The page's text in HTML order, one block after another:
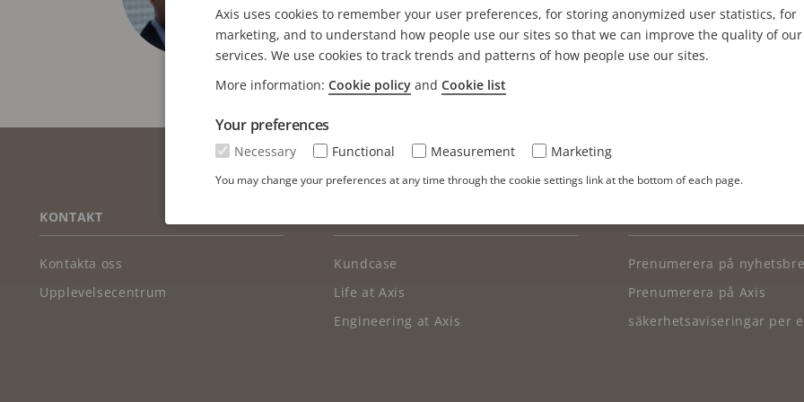
gäller sitt träningsprogram och att leva hälsosamt. På sin fritid
FOOTER
KONTAKT
Kontakta oss
Upplevelsecentrum
Kundcase
Life at Axis
Engineering at Axis
Prenumerera på
Prenumerera på Axis
säkerhetsaviseringar per
Axis uses cookies to remember your user preferences, for storing anonymized user statistics, for
marketing, and to understand how people use our sites so that we can improve the quality of our
services. We use cookies to track trends and patterns of how people use our sites.
More information: Cookie policy and Cookie list
Your preferences
Necessary Functional Measurement Marketing
You may change your preferences at any time through the cookie settings link at the bottom of each page.